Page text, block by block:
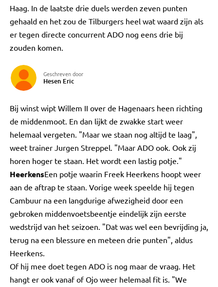
Haag. In de laatste drie duels werden zeven punten
gehaald en het zou de Tilburgers heel wat waard zijn als
er tegen directe concurrent ADO nog eens drie bij
zouden komen.
Geschreven door
Hesen Eric
Bij winst wipt Willem II over de Hagenaars heen richting
de middenmoot. En dan lijkt de zwakke start weer
helemaal vergeten. "Maar we staan nog altijd te laag",
weet trainer Jurgen Streppel. "Maar ADO ook. Ook zij
horen hoger te staan. Het wordt een lastig potje."
HeerkensEen potje waarin Freek Heerkens hoopt weer
aan de aftrap te staan. Vorige week speelde hij tegen
Cambuur na een langdurige afwezigheid door een
gebroken middenvoetsbeentje eindelijk zijn eerste
wedstrijd van het seizoen. "Dat was wel een bevrijding ja,
terug na een blessure en meteen drie punten", aldus
Heerkens.
Of hij mee doet tegen ADO is nog maar de vraag. Het
hangt er ook vanaf of Ojo weer helemaal fit is. "We